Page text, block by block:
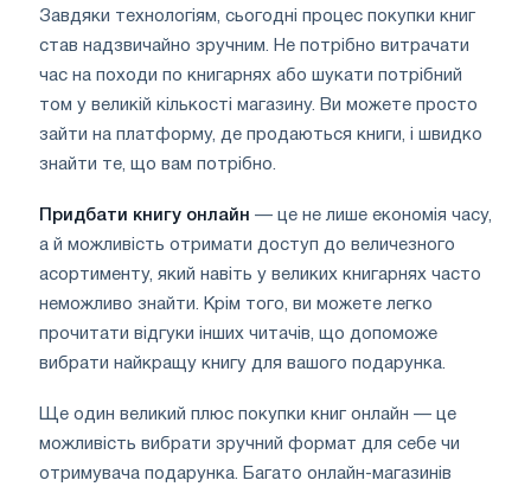
Завдяки технологіям, сьогодні процес покупки книг
став надзвичайно зручним. Не потрібно витрачати
час на походи по книгарнях або шукати потрібний
том у великій кількості магазину. Ви можете просто
зайти на платформу, де продаються книги, і швидко
знайти те, що вам потрібно.
Придбати книгу онлайн — це не лише економія часу,
а й можливість отримати доступ до величезного
асортименту, який навіть у великих книгарнях часто
неможливо знайти. Крім того, ви можете легко
прочитати відгуки інших читачів, що допоможе
вибрати найкращу книгу для вашого подарунка.
Ще один великий плюс покупки книг онлайн — це
можливість вибрати зручний формат для себе чи
отримувача подарунка. Багато онлайн-магазинів